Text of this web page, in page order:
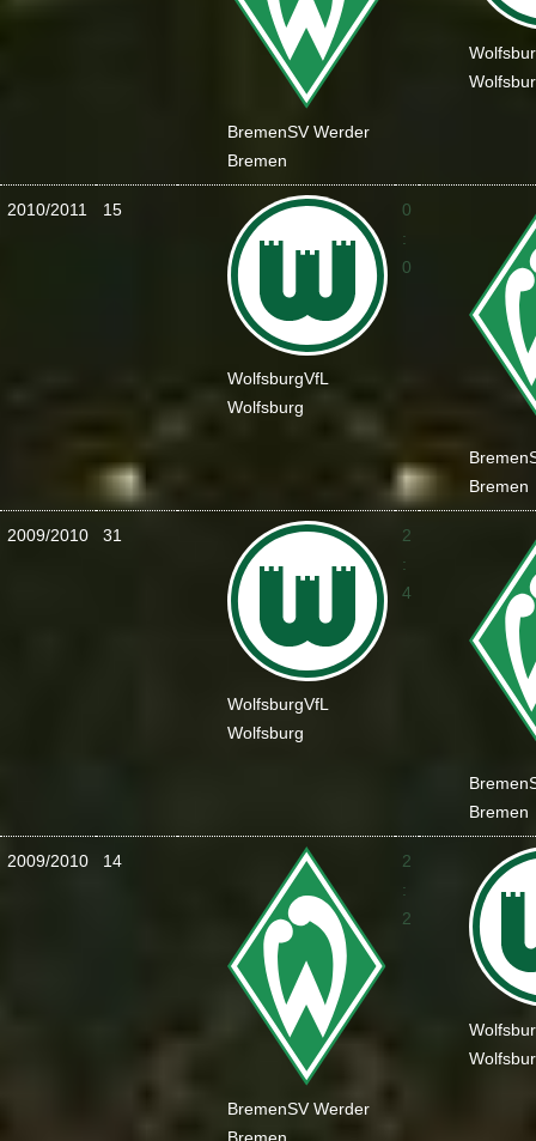
BremenSV Werder
Bremen
2010/2011 15
WolfsburgVfL
Wolfsburg
0
:
0
Bremen
Bremen
2009/2010 31
WolfsburgVfL
Wolfsburg
2
:
4
Bremen
Bremen
2009/2010 14
BremenSV Werder
2
:
2